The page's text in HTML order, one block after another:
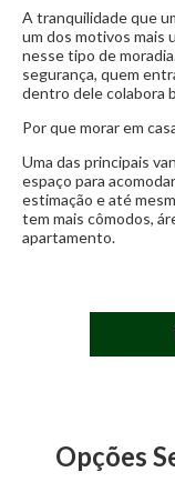
Churrasqueira
Porcelanato
IPTU:Sob
A tranquilidade que
um dos motivos mais
nesse tipo de
segurança, quem
dentro dele colabora
Por que morar em
Uma das principais
espaço para
estimação e até
tem mais cômodos,
apartamento.
Opções